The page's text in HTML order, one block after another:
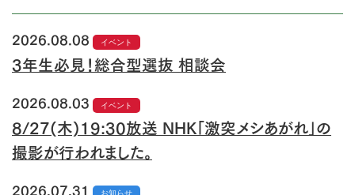
2026.08.08 イベント
3年生必見！総合型選抜 相談会
2026.08.03 イベント
8/27(木)19:30放送 NHK「激突メシあがれ」の
撮影が行われました。
2026.07.31 お知らせ